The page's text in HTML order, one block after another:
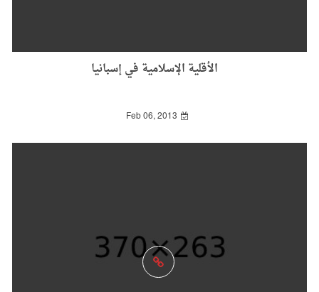
الأقلية الإسلامية في إسبانيا
Feb 06, 2013